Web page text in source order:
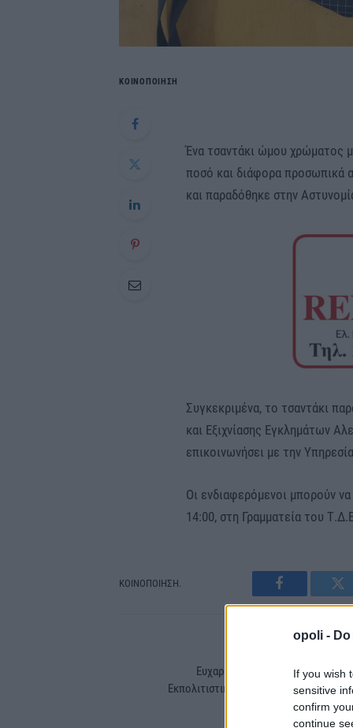
opoli -
If you wish
sensitive
confirm
continue
ΚΟΙΝΟΠΟΙΗΣΗ
Ένα τσαντάκι ώμου χρώματος
ποσό και διάφορα προσωπικά
και παραδόθηκε στην
Συγκεκριμένα, το τσαντάκι
και Εξιχνίασης Εγκλημάτων
επικοινωνήσει με την
Οι ενδιαφερόμενοι μπορούν
14:00, στη Γραμματεία του
ΚΟΙΝΟΠΟΙΗΣΗ.
Facebook
Ευχαριστήριο του Λαογραφικού
Εκπολιτιστικού Συλλόγου “Ο